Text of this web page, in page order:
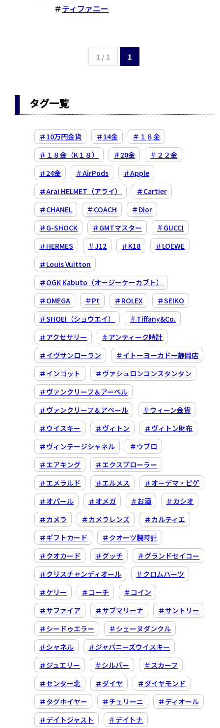
＃ティファニー
1 / 1 1
タグ一覧
＃10万円金貨 ＃14金
＃１８金
＃１８金（K１８）
＃20金
＃２２金
＃24金
＃AirPods
＃Apple
＃Arai HELMET（アライ）
＃Cartier
＃CHANEL
＃COACH
＃Dior
＃G-SHOCK
＃GMTマスター
＃GUCCI
＃HERMES
＃J12 ＃K18
＃LOEWE
＃Louis Vuitton
＃OGK Kabuto（オージーケーカブト）
＃OMEGA
＃Pt ＃ROLEX
＃SEIKO
＃SHOEI（ショウエイ）
＃Tiffany&Co.
＃アクセサリー
＃アンティーク時計
＃イヴサンローラン
＃イトーヨーカドー静岡店
＃インゴット
＃ヴァシュロンコンスタンタン
＃ヴァンクリーフ＆アーペル
＃ヴァンクリーフ＆アペール
＃ウィーン金貨
＃ウイスキー
＃ヴィトン
＃ヴィトン財布
＃ヴィンテージシャネル
＃ウブロ
＃エアキング
＃エクスプローラー
＃エメラルド
＃エルメス
＃オーデマ・ピゲ
＃オパール
＃オメガ ＃お酒
＃カシオ
＃カメラ
＃カメラレンズ
＃カルティエ
＃ギフトカード
＃クオーツ腕時計
＃クオカード
＃グッチ
＃グランドセイコー
＃クリスチャンディオール
＃クロムハーツ
＃ケリー
＃コーチ
＃コイン
＃サファイア
＃サブマリーナ
＃サントリー
＃シードゥエラー
＃シェーヌダンクル
＃シャネル
＃ジャパニーズウイスキー
＃ジュエリー
＃シルバー
＃スカーフ
＃センター北
＃ダイヤ
＃ダイヤモンド
＃タグホイヤー
＃チェリーニ
＃ディオール
＃デイトジャスト
＃デイトナ